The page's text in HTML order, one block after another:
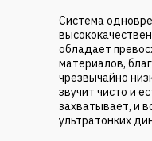
Система
обладает
материалов,
чрезвычайно
звучит чисто и
захватывает, и
ультратонких